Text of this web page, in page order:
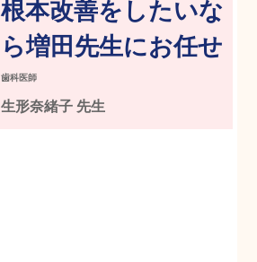
根本改善をしたいな
ら増田先生にお任せ
歯科医師
生形奈緒子 先生